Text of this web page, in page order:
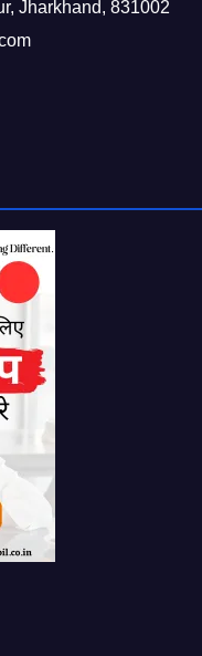
Jharkhand, 831002